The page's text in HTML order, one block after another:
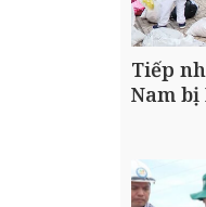
Tiếp
Nam